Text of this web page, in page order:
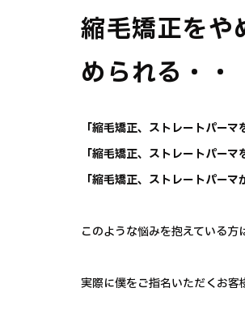
縮毛矯正をや
められる・・
「縮毛矯正、ストレートパー
「縮毛矯正、ストレートパー
「縮毛矯正、ストレートパー
このような悩みを抱えている方
実際に僕をご指名いただくお客